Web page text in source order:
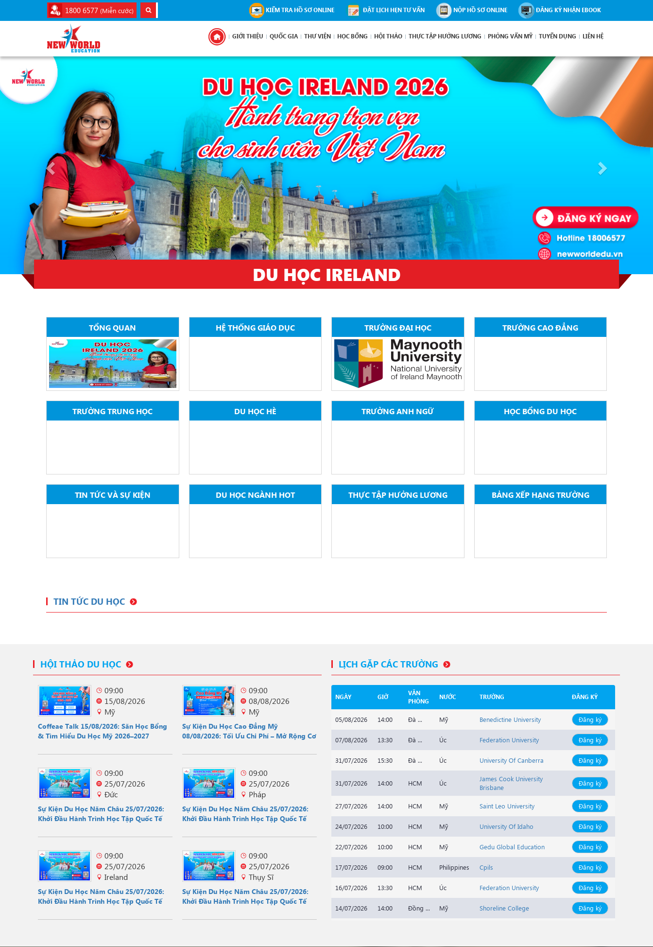
1800 6577 (Miễn cước) KIỂM TRA HỒ SƠ ONLINE ĐẶT LỊCH HẸN TƯ VẤN NỘP HỒ SƠ ONLINE ĐĂNG KÝ NHẬN EBOOK
GIỚI THIỆU QUỐC GIA THƯ VIỆN HỌC BỔNG HỘI THẢO THỰC TẬP HƯỞNG LƯƠNG PHỎNG VẤN MỸ TUYỂN DỤNG LIÊN HỆ
Previous Next
DU HỌC IRELAND
TỔNG QUAN HỆ THỐNG GIÁO DỤC TRƯỜNG ĐẠI HỌC TRƯỜNG CAO ĐẲNG
TRƯỜNG TRUNG HỌC DU HỌC HÈ TRƯỜNG ANH NGỮ HỌC BỔNG DU HỌC
TIN TỨC VÀ SỰ KIỆN DU HỌC NGÀNH HOT THỰC TẬP HƯỞNG LƯƠNG BẢNG XẾP HẠNG TRƯỜNG
TIN TỨC DU HỌC
HỘI THẢO DU HỌC
09:00
15/08/2026
Mỹ
Coffeae Talk 15/08/2026: Săn Học Bổng
& Tìm Hiểu Du Học Mỹ 2026–2027
09:00
08/08/2026
Mỹ
Sự Kiện Du Học Cao Đẳng Mỹ
08/08/2026: Tối Ưu Chi Phí – Mở Rộng Cơ
09:00
25/07/2026
Đức
Sự Kiện Du Học Năm Châu 25/07/2026:
Khởi Đầu Hành Trình Học Tập Quốc Tế
09:00
25/07/2026
Pháp
Sự Kiện Du Học Năm Châu 25/07/2026:
Khởi Đầu Hành Trình Học Tập Quốc Tế
09:00
25/07/2026
Ireland
Sự Kiện Du Học Năm Châu 25/07/2026:
Khởi Đầu Hành Trình Học Tập Quốc Tế
09:00
25/07/2026
Thụy Sĩ
Sự Kiện Du Học Năm Châu 25/07/2026:
Khởi Đầu Hành Trình Học Tập Quốc Tế
LỊCH GẶP CÁC TRƯỜNG
NGÀY GIỜ
VĂN
PHÒNG
NƯỚC TRƯỜNG ĐĂNG KÝ
05/08/2026 14:00 Đà ... Mỹ Benedictine University Đăng ký
07/08/2026 13:30 Đà ... Úc Federation University Đăng ký
31/07/2026 15:30 Đà ... Úc University Of Canberra Đăng ký
31/07/2026 14:00 HCM Úc
James Cook University
Brisbane
Đăng ký
27/07/2026 14:00 HCM Mỹ Saint Leo University Đăng ký
24/07/2026 10:00 HCM Mỹ University Of Idaho Đăng ký
22/07/2026 10:00 HCM Mỹ Gedu Global Education Đăng ký
17/07/2026 09:00 HCM Philippines Cpils Đăng ký
16/07/2026 13:30 HCM Úc Federation University Đăng ký
14/07/2026 14:00 Đồng ... Mỹ Shoreline College Đăng ký